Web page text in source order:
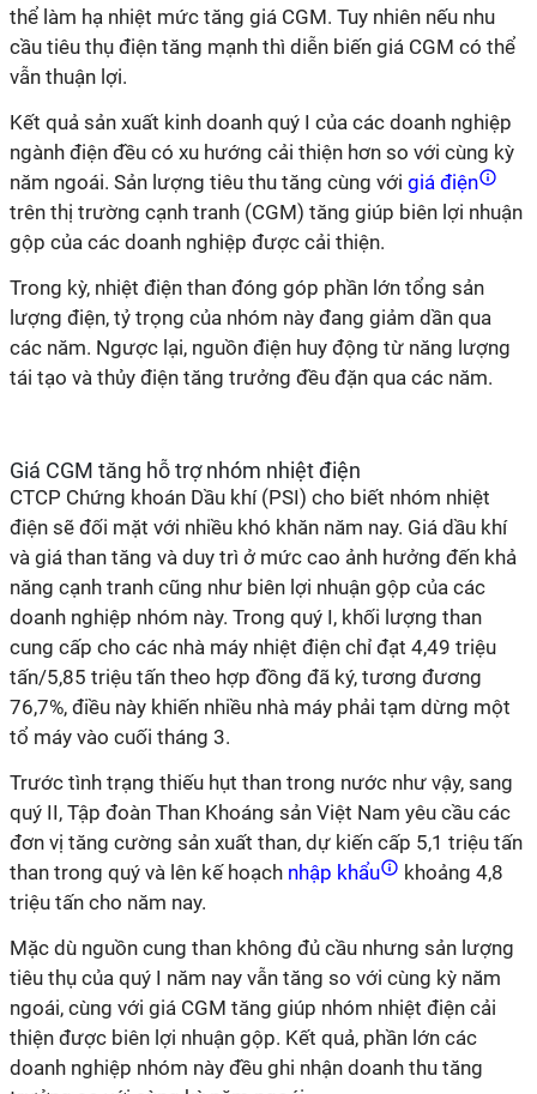
thể làm hạ nhiệt mức tăng giá CGM. Tuy nhiên nếu nhu
cầu tiêu thụ điện tăng mạnh thì diễn biến giá CGM có thể
vẫn thuận lợi.
Kết quả sản xuất kinh doanh quý I của các doanh nghiệp
ngành điện đều có xu hướng cải thiện hơn so với cùng kỳ
năm ngoái. Sản lượng tiêu thu tăng cùng với giá điện
trên thị trường cạnh tranh (CGM) tăng giúp biên lợi nhuận
gộp của các doanh nghiệp được cải thiện.
Trong kỳ, nhiệt điện than đóng góp phần lớn tổng sản
lượng điện, tỷ trọng của nhóm này đang giảm dần qua
các năm. Ngược lại, nguồn điện huy động từ năng lượng
tái tạo và thủy điện tăng trưởng đều đặn qua các năm.
Giá CGM tăng hỗ trợ nhóm nhiệt điện
CTCP Chứng khoán Dầu khí (PSI) cho biết nhóm nhiệt
điện sẽ đối mặt với nhiều khó khăn năm nay. Giá dầu khí
và giá than tăng và duy trì ở mức cao ảnh hưởng đến khả
năng cạnh tranh cũng như biên lợi nhuận gộp của các
doanh nghiệp nhóm này. Trong quý I, khối lượng than
cung cấp cho các nhà máy nhiệt điện chỉ đạt 4,49 triệu
tấn/5,85 triệu tấn theo hợp đồng đã ký, tương đương
76,7%, điều này khiến nhiều nhà máy phải tạm dừng một
tổ máy vào cuối tháng 3.
Trước tình trạng thiếu hụt than trong nước như vậy, sang
quý II, Tập đoàn Than Khoáng sản Việt Nam yêu cầu các
đơn vị tăng cường sản xuất than, dự kiến cấp 5,1 triệu tấn
than trong quý và lên kế hoạch nhập khẩu
khoảng 4,8
triệu tấn cho năm nay.
Mặc dù nguồn cung than không đủ cầu nhưng sản lượng
tiêu thụ của quý I năm nay vẫn tăng so với cùng kỳ năm
ngoái, cùng với giá CGM tăng giúp nhóm nhiệt điện cải
thiện được biên lợi nhuận gộp. Kết quả, phần lớn các
doanh nghiệp nhóm này đều ghi nhận doanh thu tăng